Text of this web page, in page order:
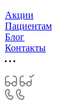
Акции
Пациентам
Блог
Контакты